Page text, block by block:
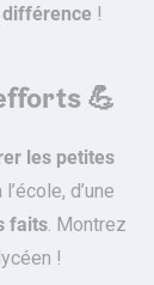
différence !
💪
les petites
l’école, d’une
faits . Montrez
!